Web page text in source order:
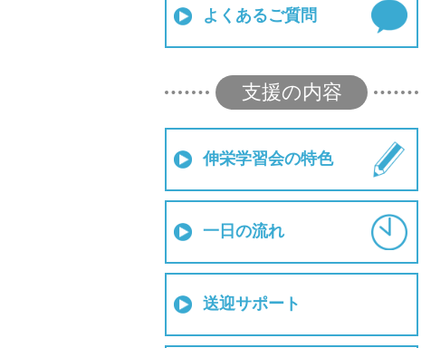
よくあるご質問
支援の内容
伸栄学習会の特色
一日の流れ
送迎サポート